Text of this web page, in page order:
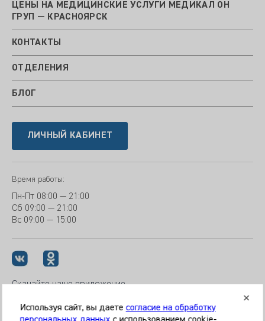
ЦЕНЫ НА МЕДИЦИНСКИЕ УСЛУГИ МЕДИКАЛ ОН
ГРУП — КРАСНОЯРСК
КОНТАКТЫ
ОТДЕЛЕНИЯ
БЛОГ
ЛИЧНЫЙ КАБИНЕТ
Время работы:
Пн-Пт 08:00 — 21:00
Сб 09:00 — 21:00
Вс 09:00 — 15:00
Скачайте наше приложение
Используя сайт, вы даете согласие на обработку